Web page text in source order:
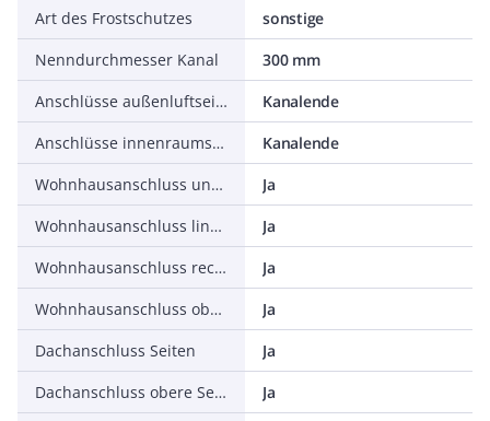
Art des Frostschutzes
sonstige
Nenndurchmesser Kanal
300 mm
Anschlüsse außenluftseitig
Kanalende
Anschlüsse innenraumseitig
Kanalende
Wohnhausanschluss unten
Ja
Wohnhausanschluss linke Seite
Ja
Wohnhausanschluss rechte Seite
Ja
Wohnhausanschluss oben
Ja
Dachanschluss Seiten
Ja
Dachanschluss obere Seite
Ja